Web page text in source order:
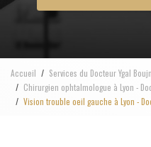
Accueil
Services du Docteur Ygal
Chirurgien ophtalmologue à Lyon -
Vision trouble oeil gauche à Lyon -